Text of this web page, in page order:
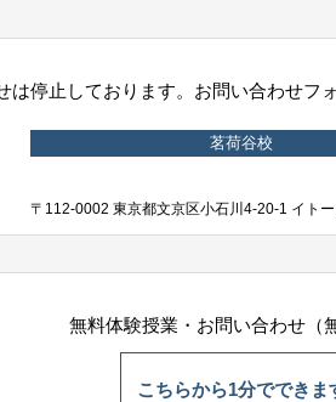
は停止しております。お問い合わせフ
茗荷谷校
〒112-0002 東京都文京区小石川4-20-1 イト
無料体験授業・お問い合わせ（
こちらから1分でできま